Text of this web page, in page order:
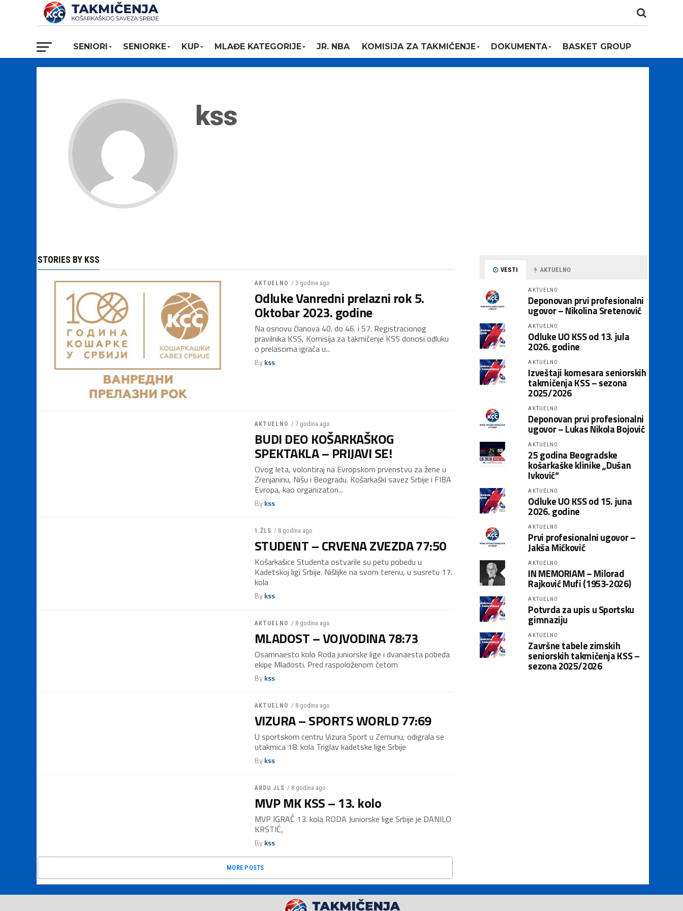
SENIORI SENIORKE KUP MLAĐE KATEGORIJE JR. NBA KOMISIJA ZA TAKMIČENJE DOKUMENTA BASKET GROUP
kss
STORIES BY KSS
AKTUELNO / 3 godine ago
Odluke Vanredni prelazni rok 5.
Oktobar 2023. godine
Na osnovu članova 40. do 46. i 57. Registracionog
pravilnika KSS, Komisija za takmičenje KSS donosi odluku
o prelascima igrača u...
Bykss
AKTUELNO / 7 godina ago
BUDI DEO KOŠARKAŠKOG
SPEKTAKLA – PRIJAVI SE!
Ovog leta, volontiraj na Evropskom prvenstvu za žene u
Zrenjaninu, Nišu i Beogradu. Košarkaški savez Srbije i FIBA
Evropa, kao organizatori...
Bykss
1.ŽLS / 8 godina ago
STUDENT – CRVENA ZVEZDA 77:50
Košarkašice Studenta ostvarile su petu pobedu u
Kadetskoj ligi Srbije. Nišlijke na svom terenu, u susretu 17.
kola
Bykss
AKTUELNO / 8 godina ago
MLADOST – VOJVODINA 78:73
Osamnaesto kolo Roda juniorske lige i dvanaesta pobeda
ekipe Mladosti. Pred raspoloženom četom
Bykss
AKTUELNO / 8 godina ago
VIZURA – SPORTS WORLD 77:69
U sportskom centru Vizura Sport u Zemunu, odigrala se
utakmica 18. kola Triglav kadetske lige Srbije
Bykss
ARDU JLS / 8 godina ago
MVP MK KSS – 13. kolo
MVP IGRAČ 13. kola RODA Juniorske lige Srbije je DANILO
KRSTIĆ,
Bykss
MORE POSTS
VESTI AKTUELNO
AKTUELNO
Deponovan prvi profesionalni
ugovor – Nikolina Sretenović
AKTUELNO
Odluke UO KSS od 13. jula
2026. godine
AKTUELNO
Izveštaji komesara seniorskih
takmičenja KSS – sezona
2025/2026
AKTUELNO
Deponovan prvi profesionalni
ugovor – Lukas Nikola Bojović
AKTUELNO
25 godina Beogradske
košarkaške klinike „Dušan
Ivković“
AKTUELNO
Odluke UO KSS od 15. juna
2026. godine
AKTUELNO
Prvi profesionalni ugovor –
Jakša Mićković
AKTUELNO
IN MEMORIAM – Milorad
Rajković Mufi (1953-2026)
AKTUELNO
Potvrda za upis u Sportsku
gimnaziju
AKTUELNO
Završne tabele zimskih
seniorskih takmičenja KSS –
sezona 2025/2026